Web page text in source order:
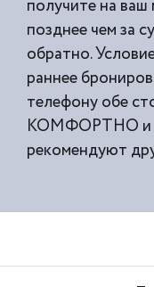
получите на
позднее чем за
обратно.
раннее
телефону обе
КОМФОРТНО
рекомендуют